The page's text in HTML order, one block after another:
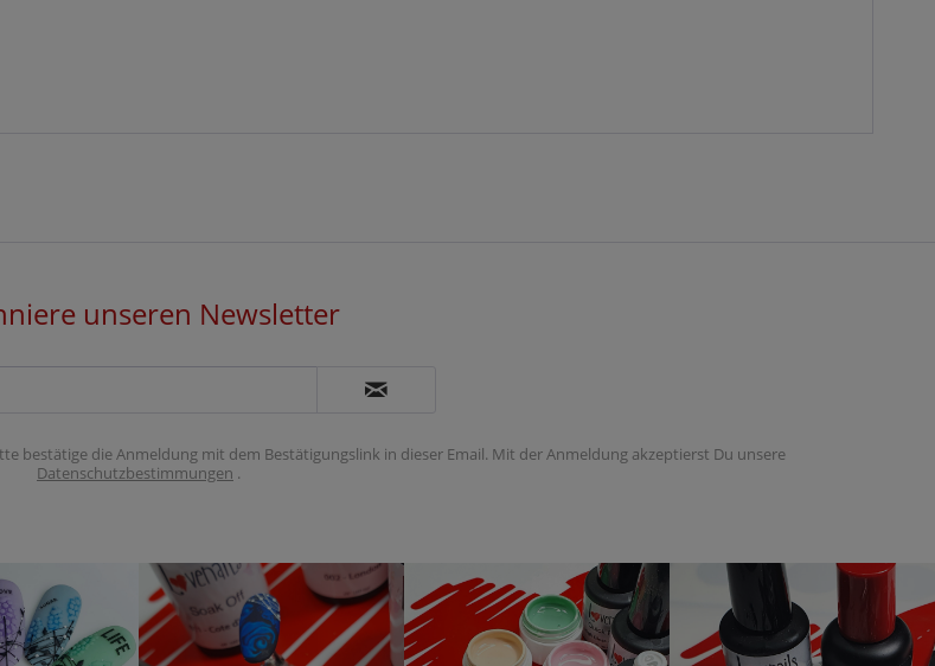
unseren Newsletter
bestätige die Anmeldung mit dem Bestätigungslink in dieser Email. Mit der Anmeldung akzeptierst Du unsere
Datenschutzbestimmungen .